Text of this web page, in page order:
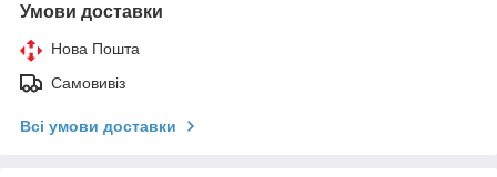
Умови доставки
Нова Пошта
Самовивіз
Всі умови доставки